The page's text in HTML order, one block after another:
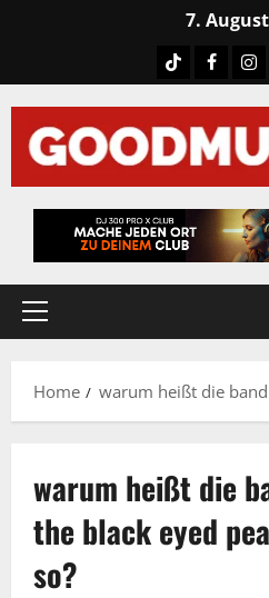
7.
Tiktok
Primary
Home warum heißt die
warum heißt die
the black eyed
so?